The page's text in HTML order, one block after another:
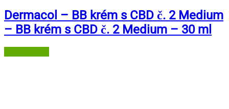
Dermacol – BB krém s CBD č. 2 Medium
– BB krém s CBD č. 2 Medium – 30 ml